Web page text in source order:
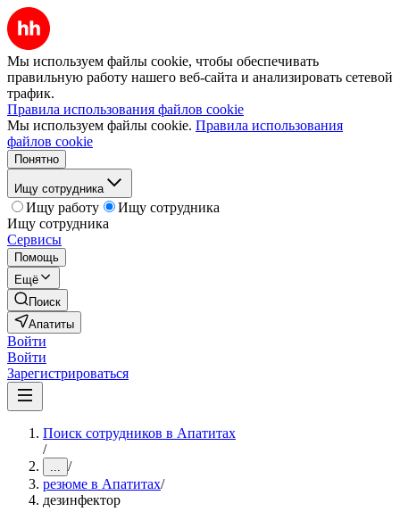
Мы используем файлы cookie, чтобы обеспечивать
правильную работу нашего веб-сайта и анализировать сетевой
трафик.
Правила использования файлов cookie
Мы используем файлы cookie. Правила использования
файлов cookie
Понятно
Ищу сотрудника
Ищу работу
Ищу сотрудника
Ищу сотрудника
Сервисы
Помощь
Ещё
Поиск
Апатиты
Войти
Войти
Зарегистрироваться
Поиск сотрудников в Апатитах
/
... /
резюме в Апатитах/
дезинфектор